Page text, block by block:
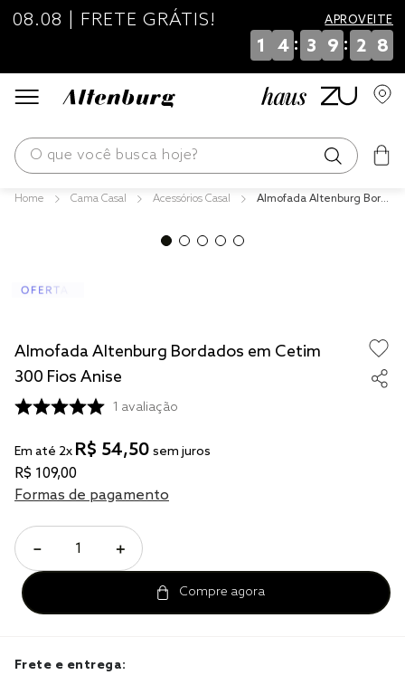
08.08 | FRETE GRÁTIS! APROVEITE
1 4 : 3 9 : 2 7
O que você busca hoje?
Cama Casal Acessórios Casal
Almofada Altenburg Bord
Almofada Altenburg Bordados em Cetim
300 Fios Anise
1 avaliação
Em até 2x R$ 54,50 sem juros
R$ 109,00
Formas de pagamento
＋
－
Frete e entrega:
jogos cama
travesseiro
solteiro king
cobre leito
cobertor
jogo cama casal